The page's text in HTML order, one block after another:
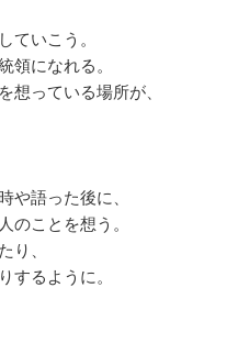
ていこう。
領になれる。
想っている場所が、
や語った後に、
のことを想う。
り、
するように。